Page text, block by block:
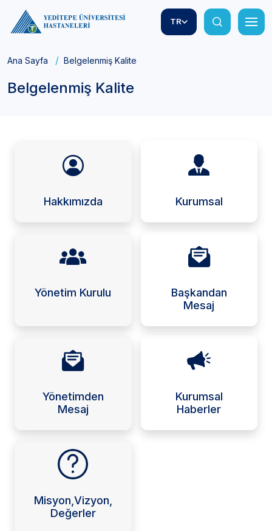
TR
Ana Sayfa Belgelenmiş Kalite
Belgelenmiş Kalite
Hakkımızda Kurumsal
Yönetim Kurulu
Başkandan
Mesaj
Yönetimden
Mesaj
Kurumsal
Haberler
Misyon,Vizyon,
Değerler